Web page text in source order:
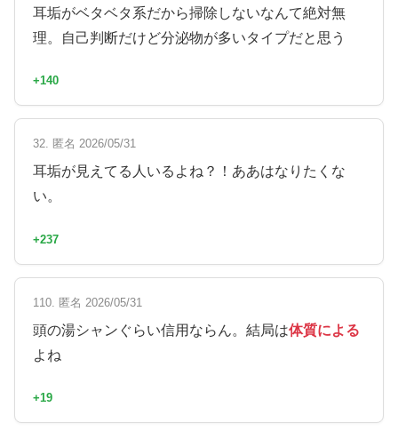
耳垢がベタベタ系だから掃除しないなんて絶対無
理。自己判断だけど分泌物が多いタイプだと思う
+140
32. 匿名 2026/05/31
耳垢が見えてる人いるよね？！ああはなりたくな
い。
+237
110. 匿名 2026/05/31
頭の湯シャンぐらい信用ならん。結局は体質による
よね
+19